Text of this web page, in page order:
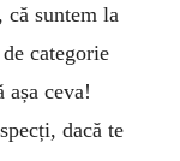
că suntem la
categorie
ceva!
dacă te